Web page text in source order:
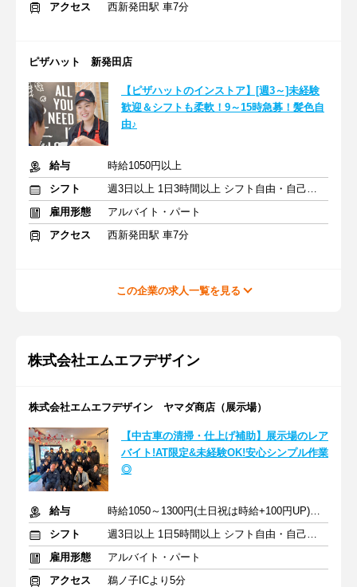
アクセス
西新発田駅 車7分
ピザハット 新発田店
【ピザハットのインストア】[週3～]未経験
歓迎＆シフトも柔軟！9～15時急募！髪色自
由♪
給与
時給1050円以上
シフト
週3日以上 1日3時間以上 シフト自由・自己申告
雇用形態
アルバイト・パート
アクセス
西新発田駅 車7分
この企業の求人一覧を見る
株式会社エムエフデザイン
株式会社エムエフデザイン ヤマダ商店（展示場）
【中古車の清掃・仕上げ補助】展示場のレア
バイト!AT限定&未経験OK!安心シンプル作業
◎
給与
時給1050～1300円(土日祝は時給+100円UP)+交通費
シフト
週3日以上 1日5時間以上 シフト自由・自己申告
雇用形態
アルバイト・パート
アクセス
鵜ノ子ICより5分